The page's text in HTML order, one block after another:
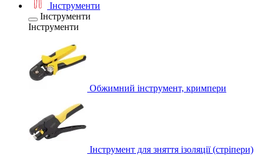
Інструменти
Інструменти
Інструменти
Обжимний інструмент, кримпери
Інструмент для зняття ізоляції (стріпери)